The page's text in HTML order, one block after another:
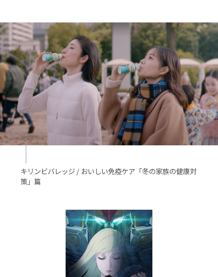
キリンビバレッジ / おいしい免疫ケア「冬の家族の健康対
策」篇